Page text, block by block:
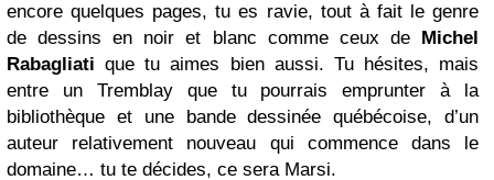
encore quelques pages, tu es ravie, tout à fait le genre
de dessins en noir et blanc comme ceux de Michel
Rabagliati que tu aimes bien aussi. Tu hésites, mais
entre un Tremblay que tu pourrais emprunter à la
bibliothèque et une bande dessinée québécoise, d’un
auteur relativement nouveau qui commence dans le
domaine… tu te décides, ce sera Marsi.